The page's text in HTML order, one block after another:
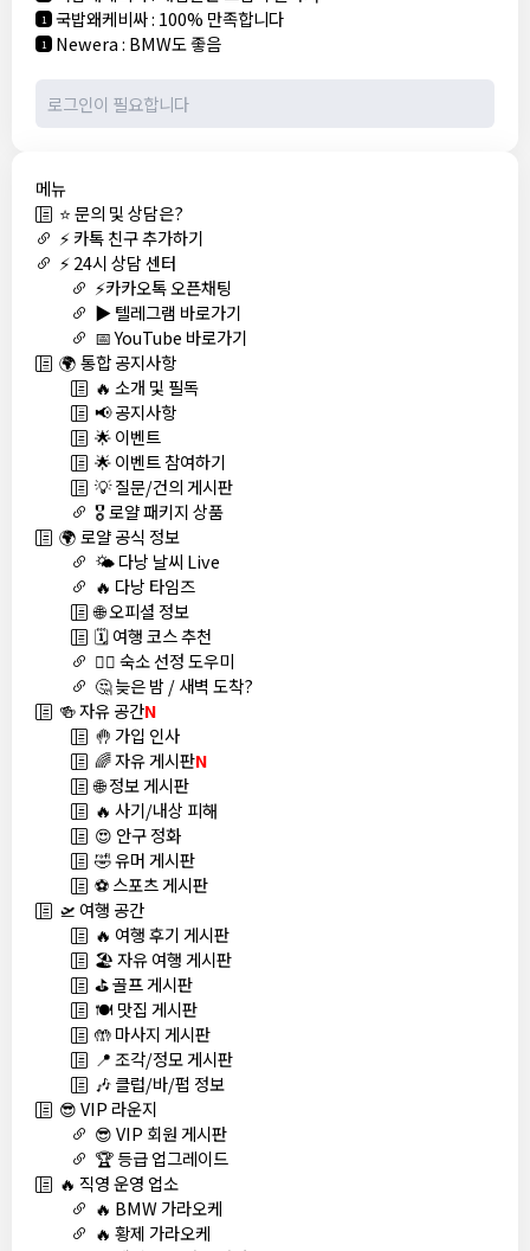
1 국밥왜케비싸: 100% 만족합니다
1 Newera: BMW도 좋음
메뉴
⭐ 문의 및 상담은?
⚡ 카톡 친구 추가하기
⚡ 24시 상담 센터
⚡카카오톡 오픈채팅
▶️ 텔레그램 바로가기
📅 YouTube 바로가기
🌍 통합 공지사항
🔥 소개 및 필독
📢 공지사항
🌟 이벤트
🌟 이벤트 참여하기
💡 질문/건의 게시판
🎖️ 로얄 패키지 상품
🌍 로얄 공식 정보
🌤️ 다낭 날씨 Live
🔥 다낭 타임즈
🌐 오피셜 정보
🗓️ 여행 코스 추천
🏊‍♀️ 숙소 선정 도우미
🤔 늦은 밤 / 새벽 도착?
🍻 자유 공간N
🤚 가입 인사
🌈 자유 게시판N
🌐 정보 게시판
🔥 사기/내상 피해
😍 안구 정화
🤣 유머 게시판
⚽ 스포츠 게시판
🛫 여행 공간
🔥 여행 후기 게시판
🏖️ 자유 여행 게시판
⛳ 골프 게시판
🍽️ 맛집 게시판
🤲 마사지 게시판
📍 조각/정모 게시판
🎶 클럽/바/펍 정보
😎 VIP 라운지
😎 VIP 회원 게시판
🏆 등급 업그레이드
🔥 직영 운영 업소
🔥 BMW 가라오케
🔥 황제 가라오케